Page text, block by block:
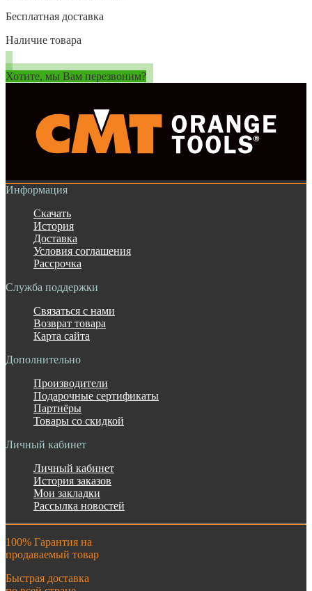
Бесплатная доставка
Наличие товара
Хотите, мы Вам перезвоним?
Информация
Скачать
История
Доставка
Условия соглашения
Рассрочка
Служба поддержки
Связаться с нами
Возврат товара
Карта сайта
Дополнительно
Производители
Подарочные сертификаты
Партнёры
Товары со скидкой
Личный кабинет
Личный кабинет
История заказов
Мои закладки
Рассылка новостей
100% Гарантия на
продаваемый товар
Быстрая доставка